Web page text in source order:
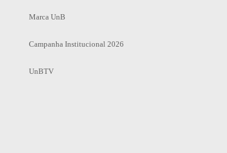
Marca UnB
Campanha Institucional 2026
UnBTV